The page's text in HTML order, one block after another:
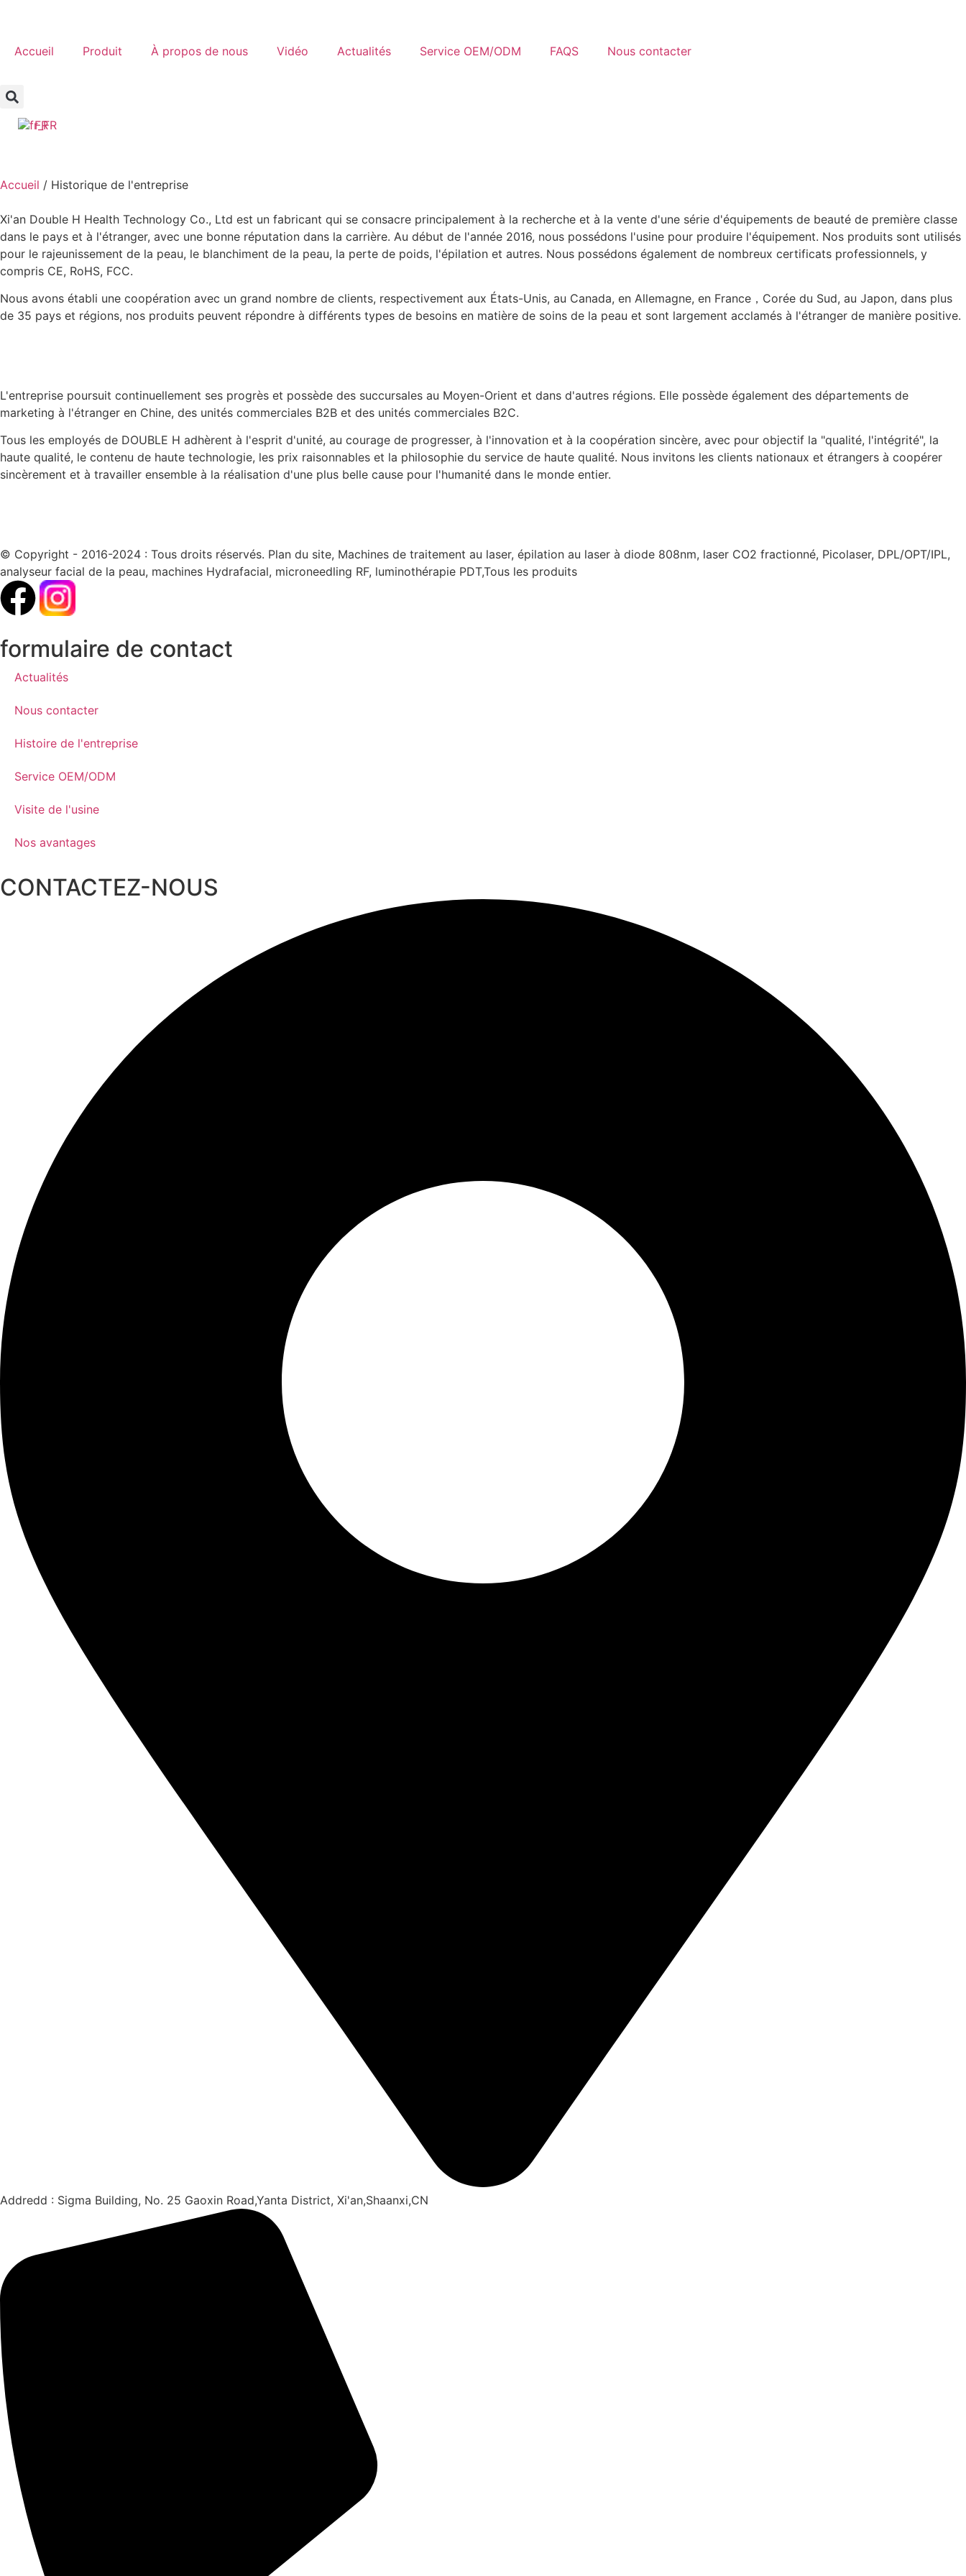
Accueil Produit À propos de nous Vidéo Actualités Service OEM/ODM FAQS Nous contacter
FR
Accueil / Historique de l'entreprise
Xi'an Double H Health Technology Co., Ltd est un fabricant qui se consacre principalement à la recherche et à la vente d'une série d'équipements de beauté de première classe
dans le pays et à l'étranger, avec une bonne réputation dans la carrière. Au début de l'année 2016, nous possédons l'usine pour produire l'équipement. Nos produits sont utilisés
pour le rajeunissement de la peau, le blanchiment de la peau, la perte de poids, l'épilation et autres. Nous possédons également de nombreux certificats professionnels, y
compris CE, RoHS, FCC.
Nous avons établi une coopération avec un grand nombre de clients, respectivement aux États-Unis, au Canada, en Allemagne, en France，Corée du Sud, au Japon, dans plus
de 35 pays et régions, nos produits peuvent répondre à différents types de besoins en matière de soins de la peau et sont largement acclamés à l'étranger de manière positive.
L'entreprise poursuit continuellement ses progrès et possède des succursales au Moyen-Orient et dans d'autres régions. Elle possède également des départements de
marketing à l'étranger en Chine, des unités commerciales B2B et des unités commerciales B2C.
Tous les employés de DOUBLE H adhèrent à l'esprit d'unité, au courage de progresser, à l'innovation et à la coopération sincère, avec pour objectif la "qualité, l'intégrité", la
haute qualité, le contenu de haute technologie, les prix raisonnables et la philosophie du service de haute qualité. Nous invitons les clients nationaux et étrangers à coopérer
sincèrement et à travailler ensemble à la réalisation d'une plus belle cause pour l'humanité dans le monde entier.
© Copyright - 2016-2024 : Tous droits réservés. Plan du site, Machines de traitement au laser, épilation au laser à diode 808nm, laser CO2 fractionné, Picolaser, DPL/OPT/IPL,
analyseur facial de la peau, machines Hydrafacial, microneedling RF, luminothérapie PDT,Tous les produits
formulaire de contact
Actualités
Nous contacter
Histoire de l'entreprise
Service OEM/ODM
Visite de l'usine
Nos avantages
CONTACTEZ-NOUS
Addredd : Sigma Building, No. 25 Gaoxin Road,Yanta District, Xi'an,Shaanxi,CN